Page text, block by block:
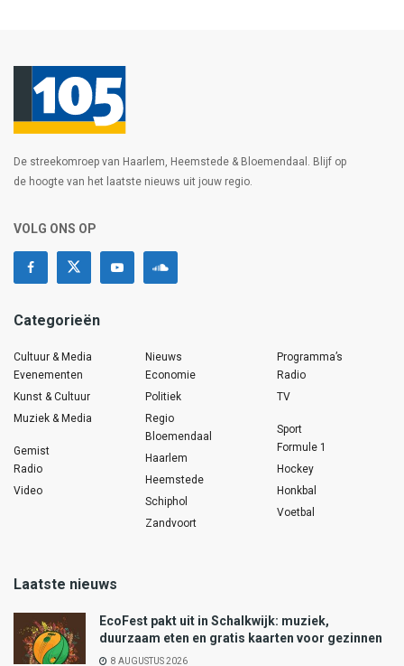
De streekomroep van Haarlem, Heemstede & Bloemendaal. Blijf op
de hoogte van het laatste nieuws uit jouw regio.
VOLG ONS OP
Categorieën
Cultuur & Media
Evenementen
Kunst & Cultuur
Muziek & Media
Gemist
Radio
Video
Nieuws
Economie
Politiek
Regio
Bloemendaal
Haarlem
Heemstede
Schiphol
Zandvoort
Programma’s
Radio
TV
Sport
Formule 1
Hockey
Honkbal
Voetbal
Laatste nieuws
EcoFest pakt uit in Schalkwijk: muziek,
duurzaam eten en gratis kaarten voor gezinnen
8 AUGUSTUS 2026